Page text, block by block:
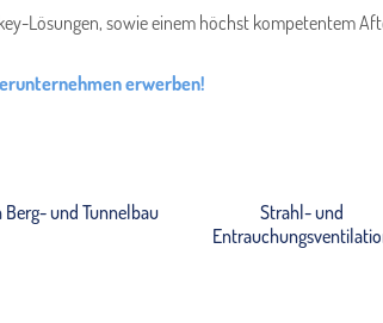
Lösungen, sowie einem höchst kompetentem
erwerben!
und Tunnelbau
Strahl- und